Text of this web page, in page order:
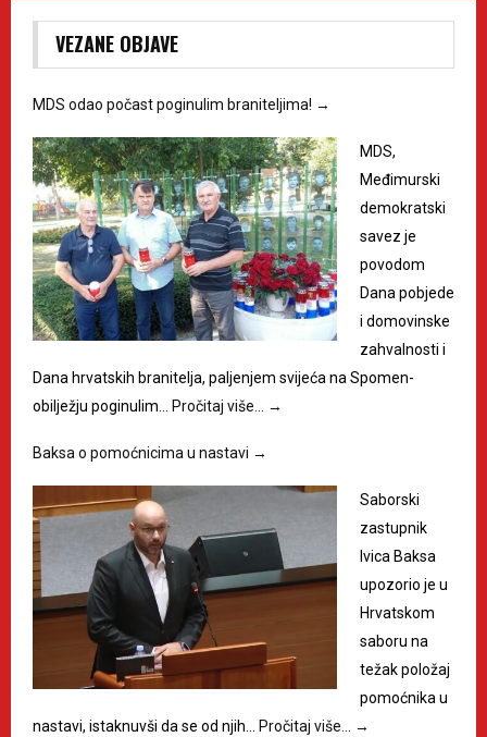
VEZANE OBJAVE
MDS odao počast poginulim braniteljima! →
MDS,
Međimurski
demokratski
savez je
povodom
Dana pobjede
i domovinske
zahvalnosti i
Dana hrvatskih branitelja, paljenjem svijeća na Spomen-
obilježju poginulim… Pročitaj više… →
Baksa o pomoćnicima u nastavi →
Saborski
zastupnik
Ivica Baksa
upozorio je u
Hrvatskom
saboru na
težak položaj
pomoćnika u
nastavi, istaknuvši da se od njih… Pročitaj više… →